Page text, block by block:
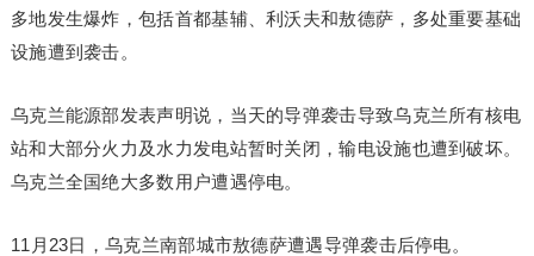
多地发生爆炸，包括首都基辅、利沃夫和敖德萨，多处重要基础
设施遭到袭击。
乌克兰能源部发表声明说，当天的导弹袭击导致乌克兰所有核电
站和大部分火力及水力发电站暂时关闭，输电设施也遭到破坏。
乌克兰全国绝大多数用户遭遇停电。
11月23日，乌克兰南部城市敖德萨遭遇导弹袭击后停电。